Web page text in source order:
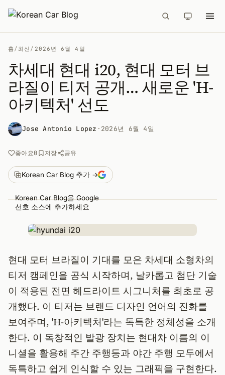
홈 / 최신 / 2026년 6월 4일
차세대 현대 i20, 현대 모터 브
라질이 티저 공개… 새로운 'H-
아키텍처' 선도
Jose Antonio Lopez · 2026년 6월 4일
좋아요0 저장 공유
Korean Car Blog 추가 →
Korean Car Blog을 Google
선호 소스에 추가하세요
현대 모터 브라질이 기대를 모은 차세대 소형차의
티저 캠페인을 공식 시작하며, 날카롭고 첨단 기술
이 적용된 전면 헤드라이트 시그니처를 최초로 공
개했다. 이 티저는 브랜드 디자인 언어의 진화를
보여주며, 'H-아키텍처'라는 독특한 정체성을 소개
한다. 이 독창적인 발광 장치는 현대차 이름의 이
니셜을 활용해 주간 주행등과 야간 주행 모두에서
독특하고 쉽게 인식할 수 있는 그래픽을 구현한다.